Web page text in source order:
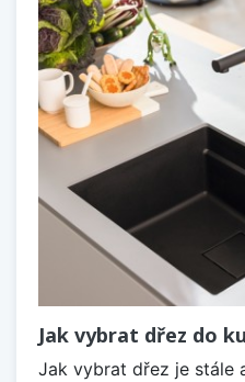
Jak vybrat dřez do
Jak vybrat dřez je stále